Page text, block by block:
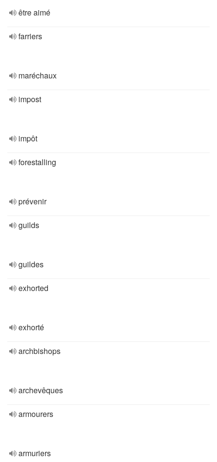
être aimé
farriers
maréchaux
impost
impôt
forestalling
prévenir
guilds
guildes
exhorted
exhorté
archbishops
archevêques
armourers
armuriers